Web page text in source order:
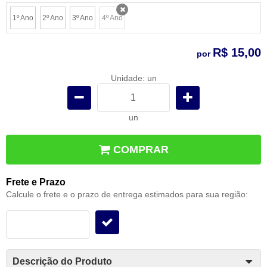
1º Ano 2º Ano 3º Ano 4º Ano
x
por R$ 15,00
Unidade: un
un
COMPRAR
Frete e Prazo
Calcule o frete e o prazo de entrega estimados para sua região:
Descrição do Produto